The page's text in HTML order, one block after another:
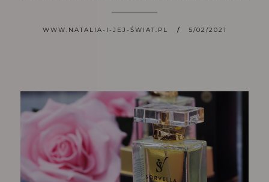
WWW.NATALIA-I-JEJ-ŚWIAT.PL 5/02/2021